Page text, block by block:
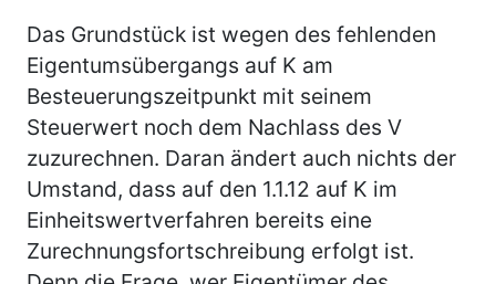
Das Grundstück ist wegen des fehlenden
Eigentumsübergangs auf K am
Besteuerungszeitpunkt mit seinem
Steuerwert noch dem Nachlass des V
zuzurechnen. Daran ändert auch nichts der
Umstand, dass auf den 1.1.12 auf K im
Einheitswertverfahren bereits eine
Zurechnungsfortschreibung erfolgt ist.